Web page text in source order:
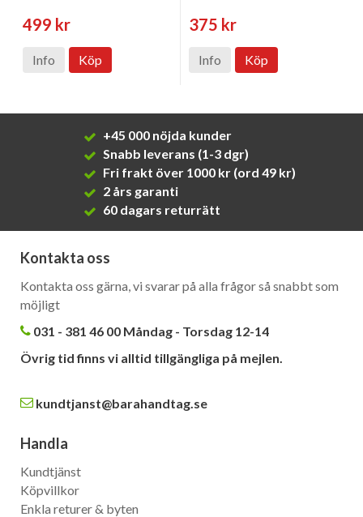
499 kr
Info Köp
375 kr
Info Köp
+45 000 nöjda kunder
Snabb leverans (1-3 dgr)
Fri frakt över 1000 kr (ord 49 kr)
2 års garanti
60 dagars returrätt
Kontakta oss
Kontakta oss gärna, vi svarar på alla frågor så snabbt som
möjligt
031 - 381 46 00 Måndag - Torsdag 12-14
Övrig tid finns vi alltid tillgängliga på mejlen.
kundtjanst@barahandtag.se
Handla
Kundtjänst
Köpvillkor
Enkla returer & byten